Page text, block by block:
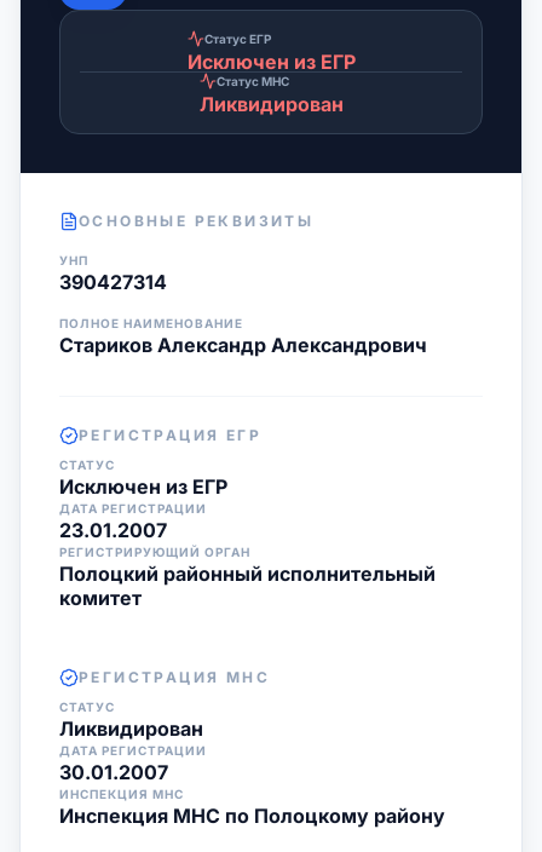
Статус ЕГР
Исключен из ЕГР
Статус МНС
Ликвидирован
ОСНОВНЫЕ РЕКВИЗИТЫ
УНП
390427314
ПОЛНОЕ НАИМЕНОВАНИЕ
Стариков Александр Александрович
РЕГИСТРАЦИЯ ЕГР
СТАТУС
Исключен из ЕГР
ДАТА РЕГИСТРАЦИИ
23.01.2007
РЕГИСТРИРУЮЩИЙ ОРГАН
Полоцкий районный исполнительный
комитет
РЕГИСТРАЦИЯ МНС
СТАТУС
Ликвидирован
ДАТА РЕГИСТРАЦИИ
30.01.2007
ИНСПЕКЦИЯ МНС
Инспекция МНС по Полоцкому району